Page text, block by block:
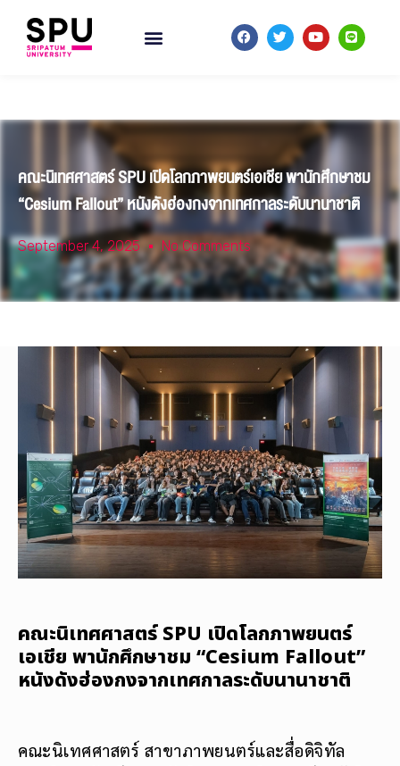
คณะนิเทศศาสตร์ SPU เปิดโลกภาพยนตร์เอเชีย พานักศึกษาชม
“Cesium Fallout” หนังดังฮ่องกงจากเทศกาลระดับนานาชาติ
September 4, 2025 No Comments
คณะนิเทศศาสตร์ SPU เปิดโลกภาพยนตร์
เอเชีย พานักศึกษาชม “Cesium Fallout”
หนังดังฮ่องกงจากเทศกาลระดับนานาชาติ
คณะนิเทศศาสตร์ สาขาภาพยนตร์และสื่อดิจิทัล